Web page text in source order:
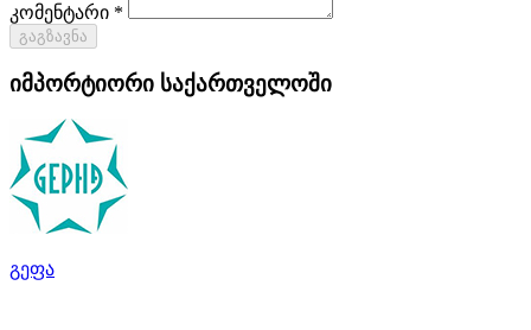
კომენტარი *
გაგზავნა
იმპორტიორი საქართველოში
გეფა